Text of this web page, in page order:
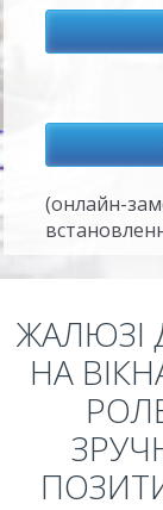
(онлайн-
ЖАЛЮЗІ
НА